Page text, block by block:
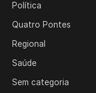
Política
Quatro Pontes
Regional
Saúde
Sem categoria